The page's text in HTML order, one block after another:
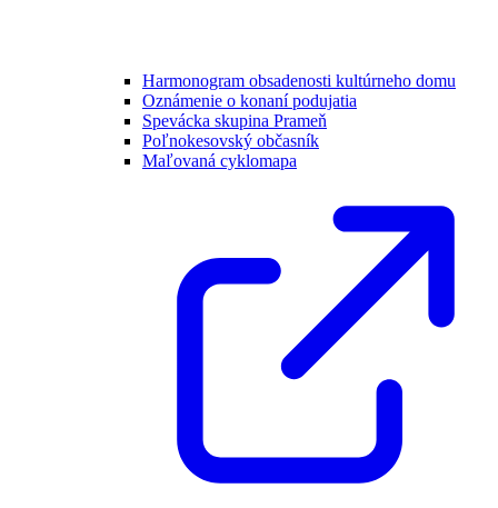
Harmonogram obsadenosti kultúrneho domu
Oznámenie o konaní podujatia
Spevácka skupina Prameň
Poľnokesovský občasník
Maľovaná cyklomapa